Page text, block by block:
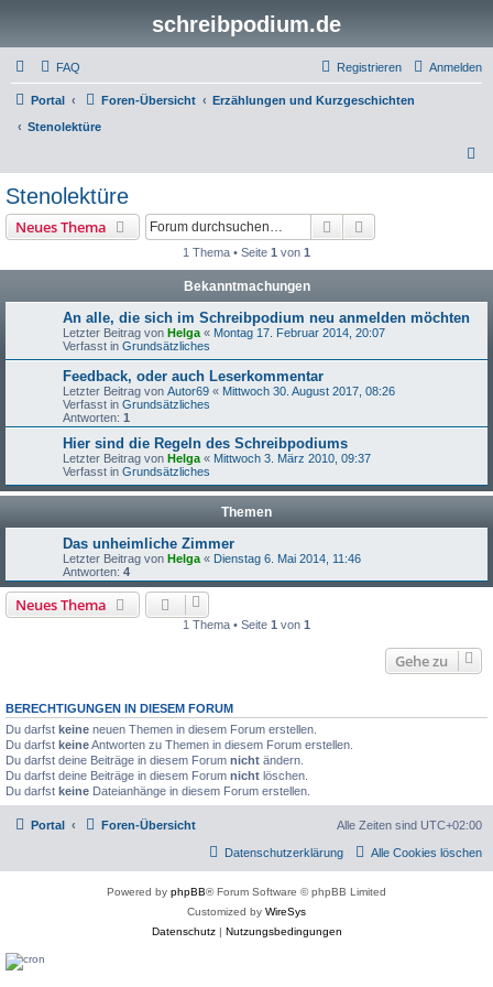
schreibpodium.de
FAQ Anmelden
Registrieren
Portal Foren-Übersicht
Erzählungen und Kurzgeschichten
Stenolektüre
Stenolektüre
Neues Thema Suche
1 Thema • Seite 1 von 1
Bekanntmachungen
An alle, die sich im Schreibpodium neu anmelden möchten
Letzter Beitrag von Helga « Montag 17. Februar 2014, 20:07
Verfasst in Grundsätzliches
Feedback, oder auch Leserkommentar
Letzter Beitrag von Autor69 « Mittwoch 30. August 2017, 08:26
Verfasst in Grundsätzliches
Antworten: 1
Hier sind die Regeln des Schreibpodiums
Letzter Beitrag von Helga « Mittwoch 3. März 2010, 09:37
Verfasst in Grundsätzliches
Themen
Das unheimliche Zimmer
Letzter Beitrag von Helga « Dienstag 6. Mai 2014, 11:46
Antworten: 4
Neues Thema
1 Thema • Seite 1 von 1
Gehe zu
BERECHTIGUNGEN IN DIESEM FORUM
Du darfst keine neuen Themen in diesem Forum erstellen.
Du darfst keineAntworten zu Themen in diesem Forum erstellen.
Du darfst deine Beiträge in diesem Forum nicht ändern.
Du darfst deine Beiträge in diesem Forum nicht löschen.
Du darfst keine Dateianhänge in diesem Forum erstellen.
Portal Foren-Übersicht Alle Zeiten sind UTC+02:00
Alle Cookies löschen
Datenschutzerklärung
Powered by phpBB® Forum Software © phpBB Limited
Customized by WireSys
Datenschutz| Nutzungsbedingungen